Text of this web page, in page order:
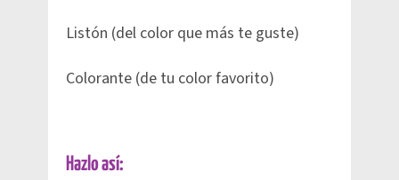
Listón (del color que más te guste)
Colorante (de tu color favorito)
Hazlo así: